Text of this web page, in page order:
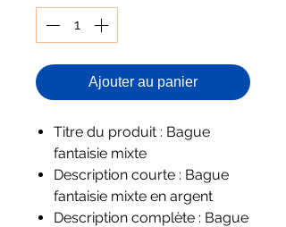
Ajouter au panier
Titre du produit : Bague
fantaisie mixte
Description courte : Bague
fantaisie mixte en argent
Description complète : Bague